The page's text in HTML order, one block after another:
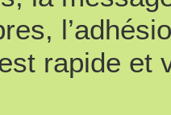
rapide et